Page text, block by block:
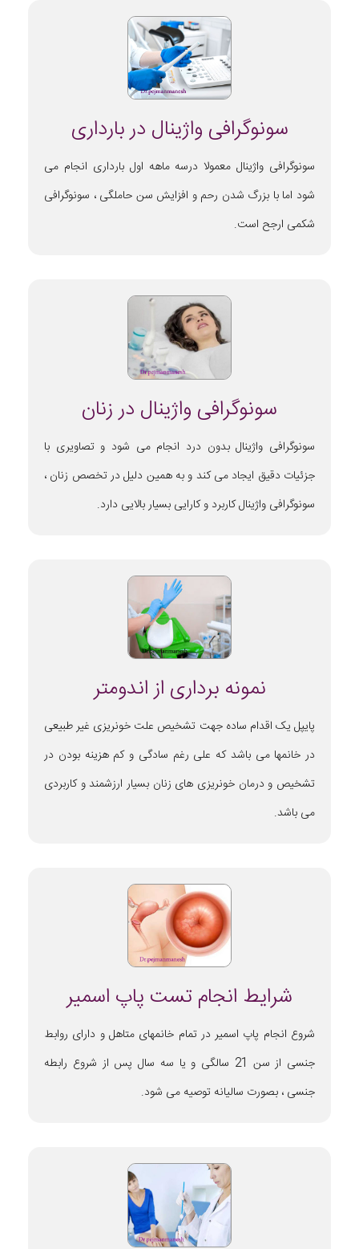
سونوگرافی واژینال در بارداری
سونوگرافی واژینال معمولا درسه ماهه اول بارداری انجام می
شود اما با بزرگ شدن رحم و افزایش سن حاملگی ، سونوگرافی
شکمی ارجح است.
سونوگرافی واژینال در زنان
سونوگرافی واژینال بدون درد انجام می شود و تصاویری با
جزئیات دقیق ایجاد می کند و به همین دلیل در تخصص زنان ،
سونوگرافی واژینال کاربرد و کارایی بسیار بالایی دارد.
نمونه برداری از اندومتر
پایپل یک اقدام ساده جهت تشخیص علت خونریزی غیر طبیعی
در خانمها می باشد که علی رغم سادگی و کم هزینه بودن در
تشخیص و درمان خونریزی های زنان بسیار ارزشمند و کاربردی
می باشد.
شرایط انجام تست پاپ اسمیر
شروع انجام پاپ اسمیر در تمام خانمهای متاهل و دارای روابط
جنسی از سن 21 سالگی و یا سه سال پس از شروع رابطه
جنسی ، بصورت سالیانه توصیه می شود.